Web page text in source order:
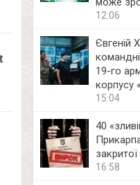
12:06
Євгеній
19-го
корпусу
15:04
40
16:58